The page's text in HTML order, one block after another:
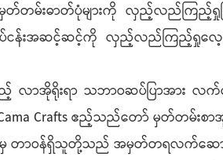
ဓာတ်ပုံများကို လှည့်လည်ကြည့်ရှုကြပြီ
ပ်ငန်းအဆင့်ဆင့်ကို လှည့်လည်ကြည့်ရှုလေ့လ
ာအိုရိုးရာ သဘာဝဆပ်ပြာအား လက်
and Cama Crafts ဧည့်သည်တော် မှတ်
တာဝန်ရှိသူတို့သည် အမှတ်တရလက်ဆောင်